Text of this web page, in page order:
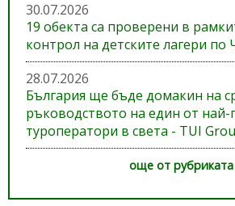
30.07.2026
19 обекта са проверени в
контрол на детските лагери
28.07.2026
България ще бъде домакин на
ръководството на един от най-
туроператори в света - TUI
още от рубриката